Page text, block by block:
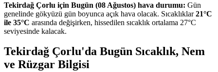
Tekirdağ Çorlu için Bugün (08 Ağustos) hava durumu: Gün
genelinde gökyüzü gün boyunca açık hava olacak. Sıcaklıklar21°C
ile 35°C arasında değişirken, hissedilen sıcaklık ortalama 27°C
seviyesinde kalacak.
Tekirdağ Çorlu'da Bugün Sıcaklık, Nem
ve Rüzgar Bilgisi